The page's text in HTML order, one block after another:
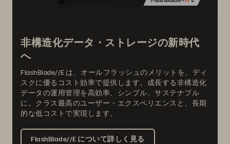
非構造化データ・ストレージの新時代
へ
FlashBlade//E は、オールフラッシュのメリットを、ディ
スクに優るコスト効率で提供します。成長する非構造化
データの運用管理を高効率、シンプル、サステナブル
に。クラス最高のユーザー・エクスペリエンスと、長期
的な低コストで実現します。
FlashBlade//E について詳しく見る